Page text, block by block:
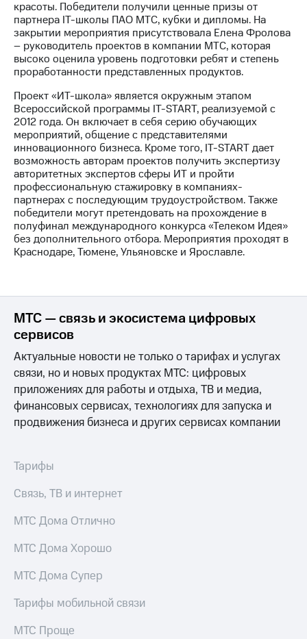
приобретения
Порядок
выкупа
акций
Дивиденды
Рынок
Описание
Еврооблигации-2023
Уведомление
о
погашении
именных
облигаций
Другое
Регистратор
Реквизиты
Контакты
На главную
красоты. Победители получили ценные призы от
партнера IT-школы ПАО МТС, кубки и дипломы. На
закрытии мероприятия присутствовала Елена Фролова
– руководитель проектов в компании МТС, которая
высоко оценила уровень подготовки ребят и степень
проработанности представленных продуктов.
Проект «ИT-школа» является окружным этапом
Всероссийской программы IT-START, реализуемой с
2012 года. Он включает в себя серию обучающих
мероприятий, общение с представителями
инновационного бизнеса. Кроме того, IT-START дает
возможность авторам проектов получить экспертизу
авторитетных экспертов сферы ИТ и пройти
профессиональную стажировку в компаниях-
партнерах с последующим трудоустройством. Также
победители могут претендовать на прохождение в
полуфинал международного конкурса «Телеком Идея»
без дополнительного отбора. Мероприятия проходят в
Краснодаре, Тюмене, Ульяновске и Ярославле.
МТС — связь и экосистема цифровых
сервисов
Актуальные новости не только о тарифах и услугах
связи, но и новых продуктах МТС: цифровых
приложениях для работы и отдыха, ТВ и медиа,
финансовых сервисах, технологиях для запуска и
продвижения бизнеса и других сервисах компании
Тарифы
Связь, ТВ и интернет
МТС Дома Отлично
МТС Дома Хорошо
МТС Дома Супер
Тарифы мобильной связи
МТС Проще